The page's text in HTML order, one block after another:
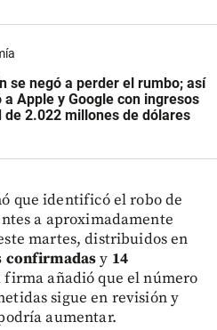
se negó a perder el rumbo; así
a Apple y Google con ingresos
de 2.022 millones de dólares
que identificó el robo de
a aproximadamente
martes, distribuidos en
confirmadasy 14
firma añadió que el número
sigue en revisión y
aumentar.